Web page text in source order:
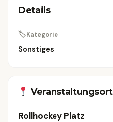
Details
🏷Kategorie
Sonstiges
Veranstaltungsort
Rollhockey Platz